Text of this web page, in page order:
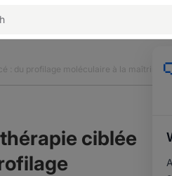
: du profilage moléculaire à la maîtrise
ciblée